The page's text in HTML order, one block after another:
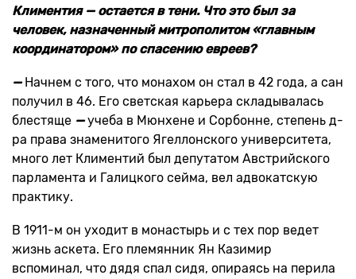
Климентия — остается в тени. Что это был за
человек, назначенный митрополитом «главным
координатором» по спасению евреев?
—Начнем с того, что монахом он стал в 42 года, а сан
получил в 46. Его светская карьера складывалась
блестяще —учеба в Мюнхене и Сорбонне, степень д-
ра права знаменитого Ягеллонского университета,
много лет Климентий был депутатом Австрийского
парламента и Галицкого сейма, вел адвокатскую
практику.
В 1911-м он уходит в монастырь и с тех пор ведет
жизнь аскета. Его племянник Ян Казимир
вспоминал, что дядя спал сидя, опираясь на перила